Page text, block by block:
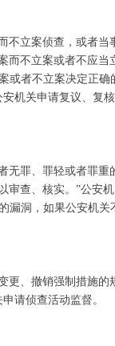
不立案侦查，或者当
而不立案或者不应当
或者不立案决定正确
机关申请复议、复
罪、罪轻或者罪重
审查、核实。”公安
漏洞，如果公安机关
更、撤销强制措施的
请侦查活动监督。